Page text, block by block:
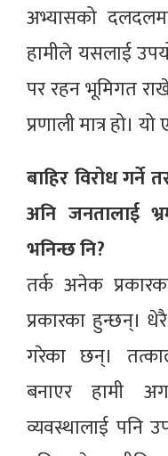
अभ्यासको
हामीले यसलाई
पर रहन भूमिगत
प्रणाली मात्र हो।
बाहिर विरोध गर्ने
अनि जनतालाई
भनिन्छ नि?
तर्क अनेक
प्रकारका हुन्छन्।
गरेका छन्।
बनाएर हामी
व्यवस्थालाई पनि